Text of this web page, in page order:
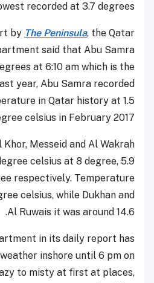
recorded at 3.7 degrees.
by The Peninsula, the Qatar
said that Abu Samra
at 6:10 am which is the
year, Abu Samra recorded
in Qatar history at 1.5
celsius in February 2017.
Messeid and Al Wakrah
celsius at 8 degree, 5.9
respectively. Temperature
celsius, while Dukhan and
Al Ruwais it was around 14.6.
in its daily report has
inshore until 6 pm on
to misty at first at places,